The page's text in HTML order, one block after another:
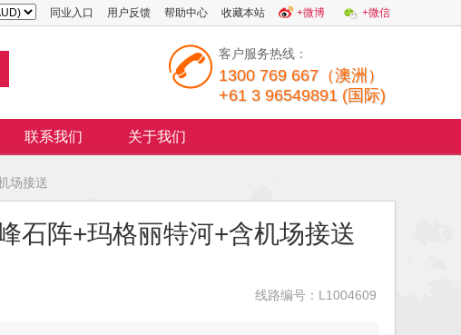
同业入口 用户反馈 帮助中心 收藏本站 +微博 +微信
客户服务热线：
1300 769 667（澳洲）
+61 3 96549891 (国际)
联系我们 关于我们
场接送
石阵+玛格丽特河+含机场接送
线路编号：L1004609